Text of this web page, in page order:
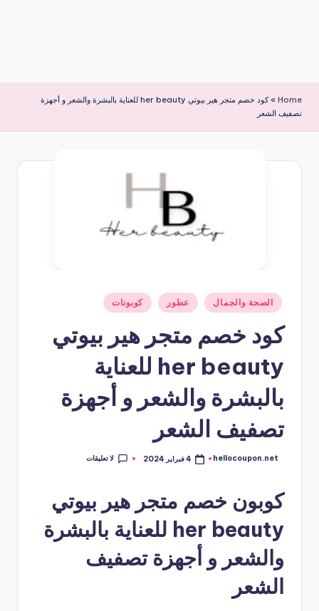
Home
»
كود خصم متجر هير بيوتي her beauty للعناية بالبشرة والشعر و أجهزة
تصفيف الشعر
نُشر
في
الصحة والجمال عطور كوبونات
كود خصم متجر هير بيوتي
her beauty للعناية
بالبشرة والشعر و أجهزة
تصفيف الشعر
تمّ
hellocoupon.net 4 فبراير 2024 لا تعليقات
كوبون خصم متجر هير بيوتي
her beauty للعناية بالبشرة
والشعر و أجهزة تصفيف
الشعر